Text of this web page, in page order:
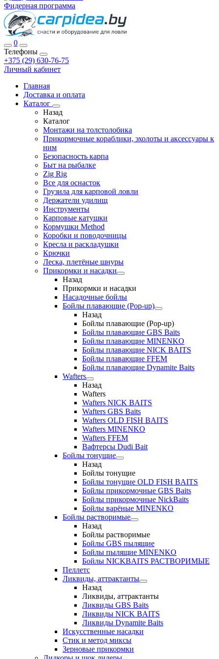
Фидерная программа
0
Телефоны
+375 (29) 630-76-75
Личный кабинет
Главная
Доставка и оплата
Каталог
Назад
Каталог
Монтажи на толстолобика
Прикормочные кораблики, эхолоты и аксессуары к
ним
Безопасность карпа
Быт на рыбалке
Zig Rig
Все для оснасток
Грузила для карповой ловли
Держатели удилищ
Инструменты
Карповые катушки
Кормушки Method
Коробки и поводочницы
Кресла и раскладушки
Крючки
Леска, плетёные шнуры
Прикормки и насадки
Назад
Прикормки и насадки
Насадочные бойлы
Бойлы плавающие (Pop-up)
Назад
Бойлы плавающие (Pop-up)
Бойлы плавающие GBS Baits
Бойлы плавающие MINENKO
Бойлы плавающие NICK BAITS
Бойлы плавающие FFEM
Бойлы плавающие Dynamite Baits
Wafters
Назад
Wafters
Wafters NICK BAITS
Wafters GBS Baits
Wafters OLD FISH BAITS
Wafters MINENKO
Wafters FFEM
Вафтерсы Dudi Bait
Бойлы тонущие
Назад
Бойлы тонущие
Бойлы тонущие OLD FISH BAITS
Бойлы прикормочные GBS Baits
Бойлы прикормочные NickBaits
Бойлы варёные MINENKO
Бойлы растворимые
Назад
Бойлы растворимые
Бойлы GBS пылящие
Бойлы пылящие MINENKO
Бойлы NICKBAITS РАСТВОРИМЫЕ
Пеллетс
Ликвиды, аттрактанты
Назад
Ликвиды, аттрактанты
Ликвиды GBS Baits
Ликвиды NICK BAITS
Ликвиды Dynamite Baits
Искусственные насадки
Стик и метод миксы
Зерновые прикормки